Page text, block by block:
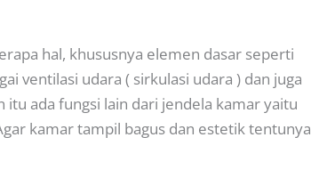
hal, khususnya elemen dasar seperti
ventilasi udara ( sirkulasi udara ) dan juga
itu ada fungsi lain dari jendela kamar yaitu
kamar tampil bagus dan estetik tentunya